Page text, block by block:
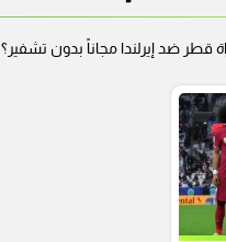
قطر ضد إيرلندا مجاناً بدون تشفير؟